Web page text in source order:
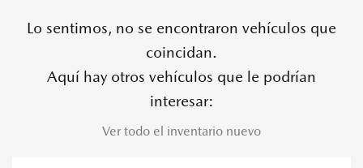
Lo sentimos, no se encontraron vehículos que
coincidan.
Aquí hay otros vehículos que le podrían
interesar:
Ver todo el inventario nuevo